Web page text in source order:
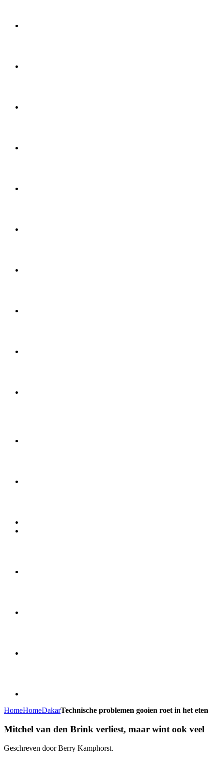
HomeHomeDakarTechnische problemen gooien roet in het eten
Mitchel van den Brink verliest, maar wint ook veel
Geschreven door Berry Kamphorst.